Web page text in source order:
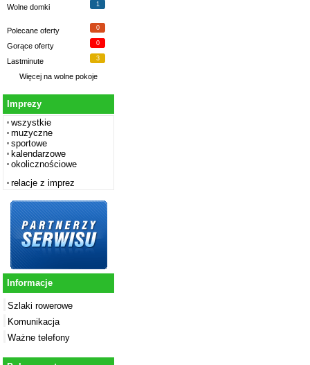
Wolne domki 1
Polecane oferty 0
Gorące oferty 0
Lastminute 3
Więcej na wolne pokoje
Imprezy
wszystkie
muzyczne
sportowe
kalendarzowe
okolicznościowe
relacje z imprez
Informacje
Szlaki rowerowe
Komunikacja
Ważne telefony